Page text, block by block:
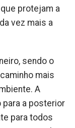
protejam a
vez mais a
sendo o
mais
A
a posterior
para todos